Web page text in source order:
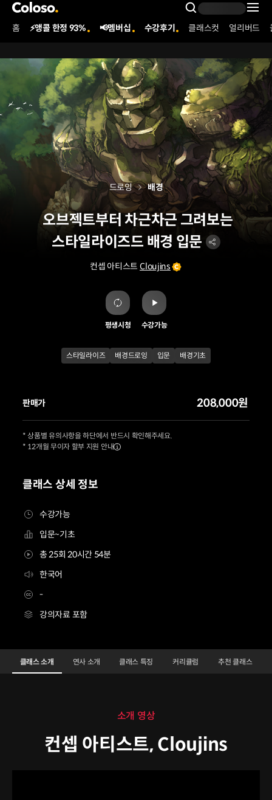
콜로소
Search
Coloso Menu
홈 ⚡앵콜 한정 93% 📢멤버십 수강후기 클래스컷 얼리버드
오브젝트부터 차근차근 그려보는
스타일라이즈드 배경 입문
컨셉 아티스트 Cloujins
드로잉 배경
평생시청 수강가능
스타일라이즈 배경드로잉 입문 배경기초
클래스 상세 정보
수강가능
입문~기초
총 25회 20시간 54분
한국어
-
강의자료 포함
판매가 208,000원
* 상품별 유의사항을 하단에서 반드시 확인해주세요.
* 12개월 무이자 할부 지원 안내
컨셉아티스트 Cloujins Details
Configuration Information Shortcuts
클래스 소개 연사 소개 클래스 특징 커리큘럼 추천 클래스
소개 영상
컨셉 아티스트, Cloujins